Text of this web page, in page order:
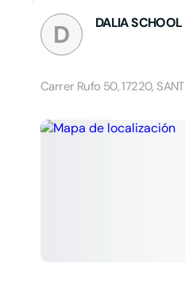
D DALIA SCHOOL
Carrer Rufo 50, 17220,